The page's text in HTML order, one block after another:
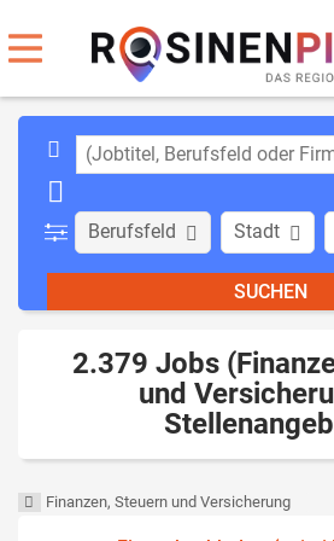
Stadt
Berufsfeld
2.379 Jobs
und
Finanzen, Steuern und Versicherung